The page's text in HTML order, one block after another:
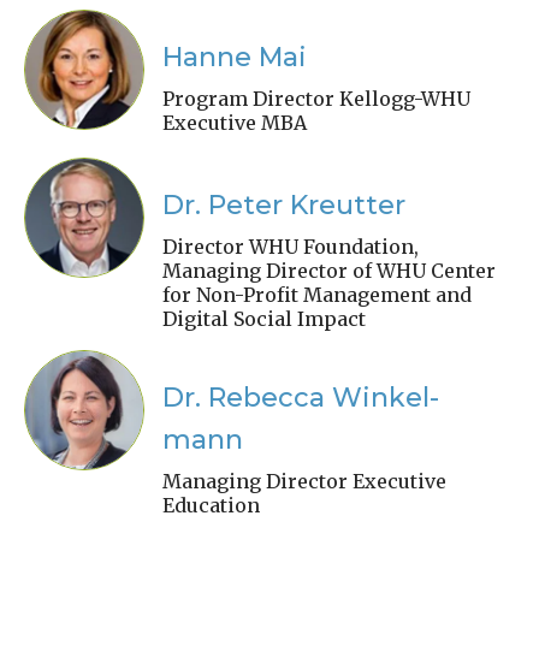
Hanne Mai
Program Director Kellogg-WHU
Executive MBA
Dr. Peter Kreutter
Director WHU Foundation,
Managing Director of WHU Center
for Non-Profit Management and
Digital Social Impact
Dr. Rebecca Winkel-
mann
Managing Director Executive
Education